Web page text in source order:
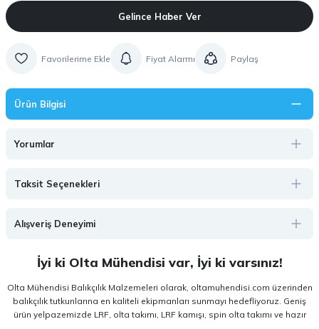
Gelince Haber Ver
Fiyat Alarmı Paylaş
Ürün Bilgisi
Yorumlar
Taksit Seçenekleri
Alışveriş Deneyimi
İyi ki Olta Mühendisi var, İyi ki varsınız!
Olta Mühendisi Balıkçılık Malzemeleri olarak, oltamuhendisi.com üzerinden
balıkçılık tutkunlarına en kaliteli ekipmanları sunmayı hedefliyoruz. Geniş
ürün yelpazemizde LRF, olta takımı, LRF kamışı, spin olta takımı ve hazır